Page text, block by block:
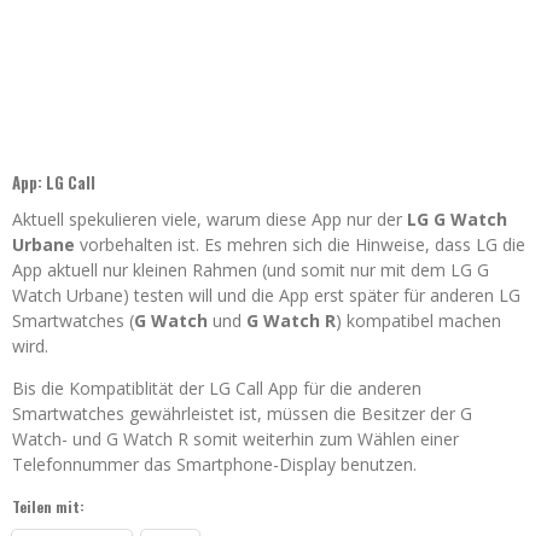
App: LG Call
Aktuell spekulieren viele, warum diese App nur der LG G Watch
Urbane vorbehalten ist. Es mehren sich die Hinweise, dass LG die
App aktuell nur kleinen Rahmen (und somit nur mit dem LG G
Watch Urbane) testen will und die App erst später für anderen LG
Smartwatches (G Watch und G Watch R) kompatibel machen
wird.
Bis die Kompatiblität der LG Call App für die anderen
Smartwatches gewährleistet ist, müssen die Besitzer der G
Watch- und G Watch R somit weiterhin zum Wählen einer
Telefonnummer das Smartphone-Display benutzen.
Teilen mit: